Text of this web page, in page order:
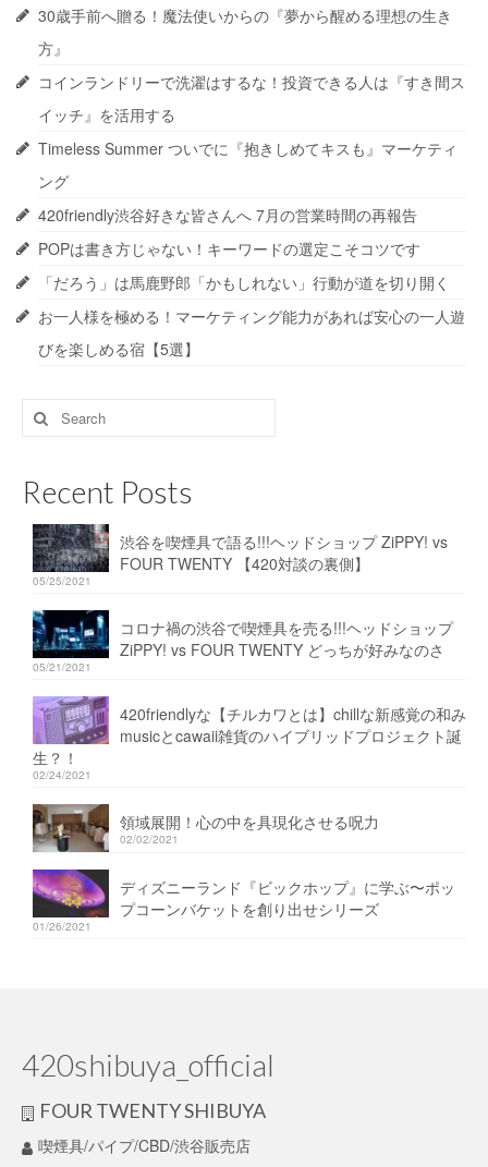
30歳手前へ贈る！魔法使いからの『夢から醒める理想の生き
方』
コインランドリーで洗濯はするな！投資できる人は『すき間ス
イッチ』を活用する
Timeless Summer ついでに『抱きしめてキスも』マーケティ
ング
420friendly渋谷好きな皆さんへ 7月の営業時間の再報告
POPは書き方じゃない！キーワードの選定こそコツです
「だろう」は馬鹿野郎「かもしれない」行動が道を切り開く
お一人様を極める！マーケティング能力があれば安心の一人遊
びを楽しめる宿【5選】
Search
for:
Recent Posts
渋谷を喫煙具で語る!!!ヘッドショップ ZiPPY! vs
FOUR TWENTY 【420対談の裏側】
05/25/2021
コロナ禍の渋谷で喫煙具を売る!!!ヘッドショップ
ZiPPY! vs FOUR TWENTY どっちが好みなのさ
05/21/2021
420friendlyな【チルカワとは】chillな新感覚の和み
musicとcawaii雑貨のハイブリッドプロジェクト誕
生？！
02/24/2021
領域展開！心の中を具現化させる呪力
02/02/2021
ディズニーランド『ビックホップ』に学ぶ〜ポッ
プコーンバケットを創り出せシリーズ
01/26/2021
420shibuya_official
FOUR TWENTY SHIBUYA
喫煙具/パイプ/CBD/渋谷販売店